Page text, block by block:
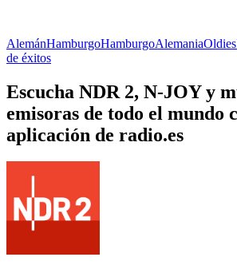
AlemánHamburgoHamburgoAlemaniaOldies
de éxitos
Escucha NDR 2, N-JOY y
emisoras de todo el mundo
aplicación de radio.es